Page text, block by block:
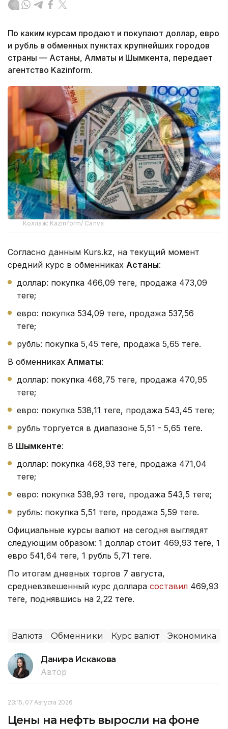
По каким курсам продают и покупают доллар, евро
и рубль в обменных пунктах крупнейших городов
страны — Астаны, Алматы и Шымкента, передает
агентство Kazinform.
Коллаж: Kazinform/ Canva
Согласно данным Kurs.kz, на текущий момент
средний курс в обменниках Астаны:
доллар: покупка 466,09 теңге, продажа 473,09
теңге;
евро: покупка 534,09 теңге, продажа 537,56
теңге;
рубль: покупка 5,45 теңге, продажа 5,65 теңге.
В обменниках Алматы:
доллар: покупка 468,75 теңге, продажа 470,95
теңге;
евро: покупка 538,11 теңге, продажа 543,45 теңге;
рубль торгуется в диапазоне 5,51 - 5,65 теңге.
В Шымкенте:
доллар: покупка 468,93 теңге, продажа 471,04
теңге;
евро: покупка 538,93 теңге, продажа 543,5 теңге;
рубль: покупка 5,51 теңге, продажа 5,59 теңге.
Официальные курсы валют на сегодня выглядят
следующим образом: 1 доллар стоит 469,93 теңге, 1
евро 541,64 теңге, 1 рубль 5,71 теңге.
По итогам дневных торгов 7 августа,
средневзвешенный курс доллара составил 469,93
теңге, поднявшись на 2,22 теңге.
Валюта Обменники Курс валют Экономика
Данира Искакова
Автор
23:15, 07 Августа 2026
Цены на нефть выросли на фоне